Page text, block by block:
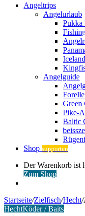
Angeltrips
Angelurlaub
Pukka
Angelguide
Green
Pike-
Baltic
Shop supporten
Warenkorb
ansehen
Der Warenkorb ist
Zum Shop
Startseite/Zielfisch/Hecht/
HechtKöder / Baits